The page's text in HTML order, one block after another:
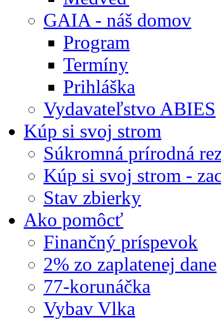
GAIA - náš domov
Program
Termíny
Prihláška
Vydavateľstvo ABIES
Kúp si svoj strom
Súkromná prírodná
Kúp si svoj strom -
Stav zbierky
Ako pomôcť
Finančný príspevok
2% zo zaplatenej dane
77-korunáčka
Vybav Vlka